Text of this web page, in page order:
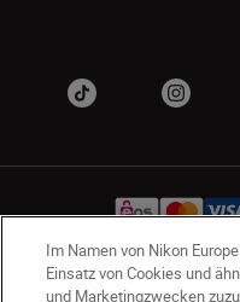
Im Namen von Nikon
Einsatz von Cookies und
und Marketingzwecken